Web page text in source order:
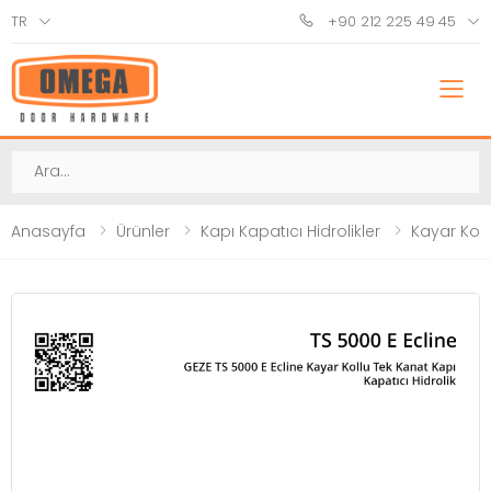
TR +90 212 225 49 45
Ara
Anasayfa Ürünler Kapı Kapatıcı Hidrolikler Kayar